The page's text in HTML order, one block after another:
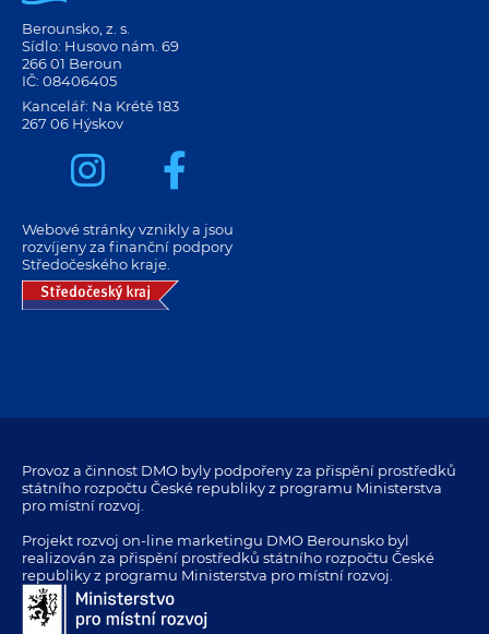
Berounsko, z. s.
Sídlo: Husovo nám. 69
266 01 Beroun
IČ: 08406405
Kancelář: Na Krétě 183
267 06 Hýskov
Webové stránky vznikly a jsou
rozvíjeny za finanční podpory
Středočeského kraje.
Provoz a činnost DMO byly podpořeny za přispění prostředků
státního rozpočtu České republiky z programu Ministerstva
pro místní rozvoj.
Projekt rozvoj on-line marketingu DMO Berounsko byl
realizován za přispění prostředků státního rozpočtu České
republiky z programu Ministerstva pro místní rozvoj.